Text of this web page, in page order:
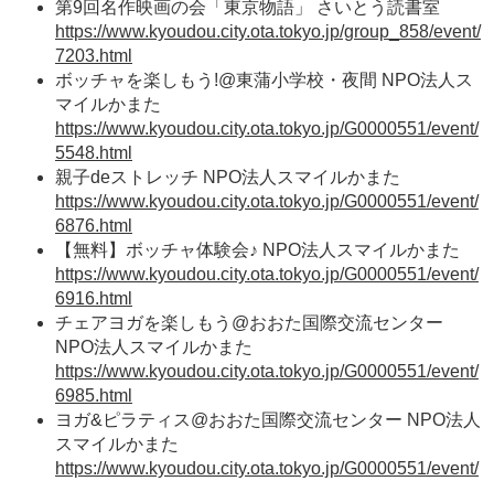
第9回名作映画の会「東京物語」 さいとう読書室
https://www.kyoudou.city.ota.tokyo.jp/group_858/event/
7203.html
ボッチャを楽しもう!@東蒲小学校・夜間 NPO法人ス
マイルかまた
https://www.kyoudou.city.ota.tokyo.jp/G0000551/event/
5548.html
親子deストレッチ NPO法人スマイルかまた
https://www.kyoudou.city.ota.tokyo.jp/G0000551/event/
6876.html
【無料】ボッチャ体験会♪ NPO法人スマイルかまた
https://www.kyoudou.city.ota.tokyo.jp/G0000551/event/
6916.html
チェアヨガを楽しもう@おおた国際交流センター
NPO法人スマイルかまた
https://www.kyoudou.city.ota.tokyo.jp/G0000551/event/
6985.html
ヨガ&ピラティス@おおた国際交流センター NPO法人
スマイルかまた
https://www.kyoudou.city.ota.tokyo.jp/G0000551/event/